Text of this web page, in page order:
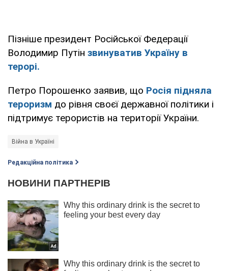
Пізніше президент Російської Федерації
Володимир Путін звинуватив Україну в
терорі.
Петро Порошенко заявив, що Росія підняла
тероризм до рівня своєї державної політики і
підтримує терористів на території України.
Війна в Україні
Редакційна політика